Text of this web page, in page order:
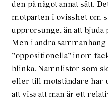
den på något annat sätt.
motparten i ovisshet om
upprorsunge, än att bjuda
Men i andra
”oppositionella” inom
blinka. Namnlistor som
eller till motståndare har
att visa att man är ett